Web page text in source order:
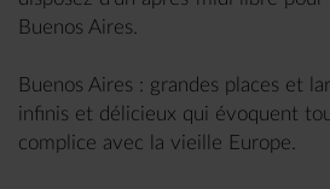
Buenos Aires.
Buenos Aires : grandes places et
infinis et délicieux qui évoquent
complice avec la vieille Europe.